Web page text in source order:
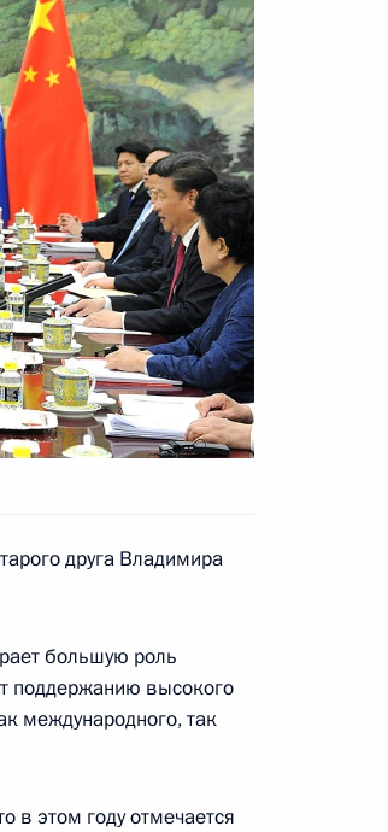
друга Владимира
большую роль
поддержанию высокого
международного, так
в этом году отмечается